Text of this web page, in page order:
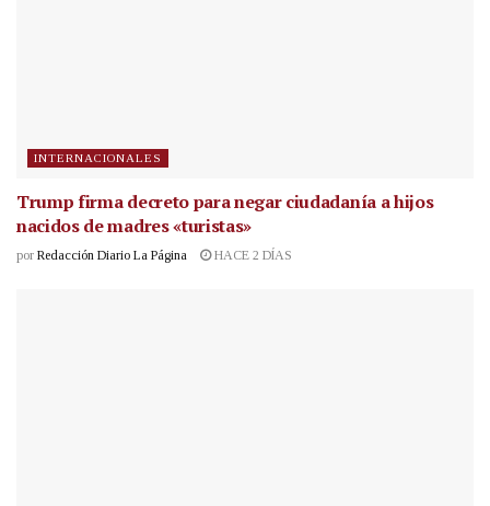
INTERNACIONALES
Trump firma decreto para negar ciudadanía a hijos
nacidos de madres «turistas»
por Redacción Diario La Página HACE 2 DÍAS